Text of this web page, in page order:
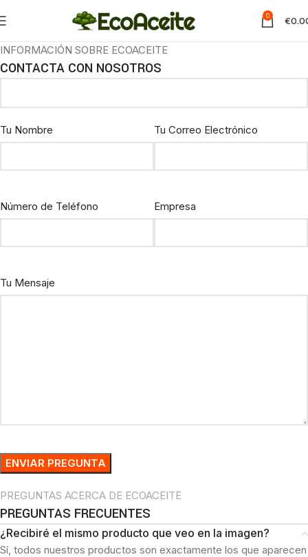
0 €
PREGUNTAS ACERCA DE ECOACEITE
PREGUNTAS FRECUENTES
¿Recibiré el mismo producto que veo en la imagen?
Sí, todos nuestros productos son exactamente los que aparecen
INFORMACIÓN SOBRE ECOACEITE
CONTACTA CON NOSOTROS
Tu Nombre Tu Correo Electrónico
Número de Teléfono Empresa
Tu Mensaje